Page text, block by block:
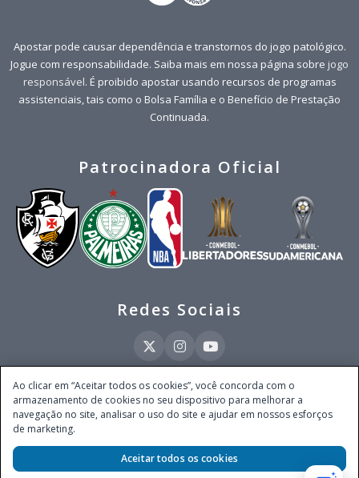
Apostar pode causar dependência e transtornos do jogo patológico.
Jogue com responsabilidade. Saiba mais em nossa página sobre jogo
responsável. É proibido apostar usando recursos de programas
assistenciais, tais como o Bolsa Família e o Benefício de Prestação
Continuada.
Patrocinadora Oficial
Redes Sociais
Este site é operado pela Ventmear Brasil LTDA (CNPJ 52.868.380/0001-84), com
endereço na Avenida Brigadeiro Faria Lima, nº 4.055, 3º andar, Itaim Bibi, no
Município de São Paulo, Estado de São Paulo, CEP 04538-133, Brasil - empresa
autorizada a operar apostas de quota fixa em todo território nacional pela
Secretaria de Prêmios e Apostas do Ministério da Fazenda, conforme Portaria nº
247, de 07.02.2025, publicada no DOU em 11.2.2025.
Ao clicar em “Aceitar todos os cookies”, você concorda com o
armazenamento de cookies no seu dispositivo para melhorar a
navegação no site, analisar o uso do site e ajudar em nossos esforços
de marketing.
Aceitar todos os cookies